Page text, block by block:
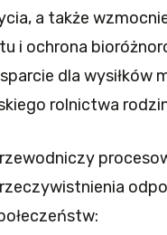
a także
i ochrona
dla wysiłków
rolnictwa